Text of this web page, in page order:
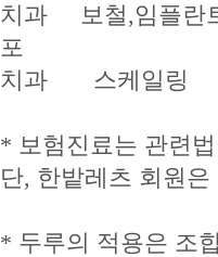
치과 보철,임
포
치과 스
* 보험진료는 관련
단, 한밭레츠 회원
* 두루의 적용은 조